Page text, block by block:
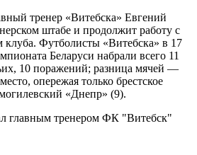
тренер «Витебска» Евгений
штабе и продолжит работу с
Футболисты «Витебска» в 17
Беларуси набрали всего 11
10 поражений; разница мячей —
опережая только брестское
«Днепр» (9).